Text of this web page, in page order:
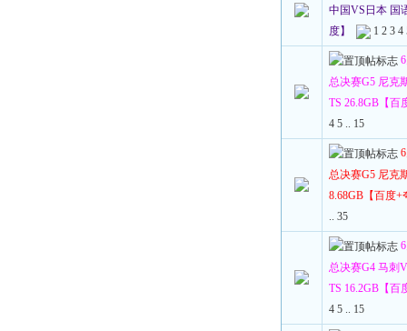
中国VS日本 国
度】
1 2 3 4
总决赛G5 尼克
TS 26.8GB【百
4 5 15
总决赛G5 尼克
8.68GB【百度+
..35
总决赛G4 马刺
TS 16.2GB【百
4 5 15